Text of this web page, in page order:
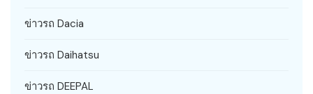
ข่าวรถ Dacia
ข่าวรถ Daihatsu
ข่าวรถ DEEPAL